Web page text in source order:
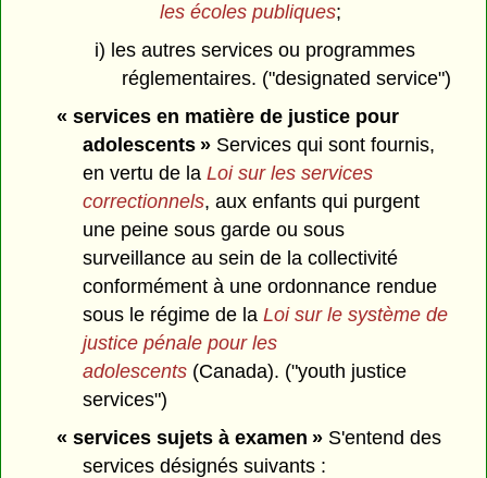
les écoles publiques;
i) les autres services ou programmes
réglementaires. ("designated service")
« services en matière de justice pour
adolescents » Services qui sont fournis,
en vertu de la Loi sur les services
correctionnels, aux enfants qui purgent
une peine sous garde ou sous
surveillance au sein de la collectivité
conformément à une ordonnance rendue
sous le régime de la Loi sur le système de
justice pénale pour les
adolescents (Canada). ("youth justice
services")
« services sujets à examen » S'entend des
services désignés suivants :